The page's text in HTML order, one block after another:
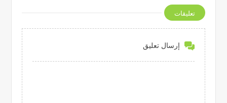
تعليقات
إرسال تعليق